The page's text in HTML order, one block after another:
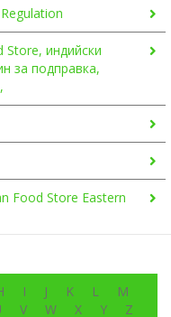
Store, индийски
за подправка,
Food Store Eastern
I J K L
M
V W X Y Z